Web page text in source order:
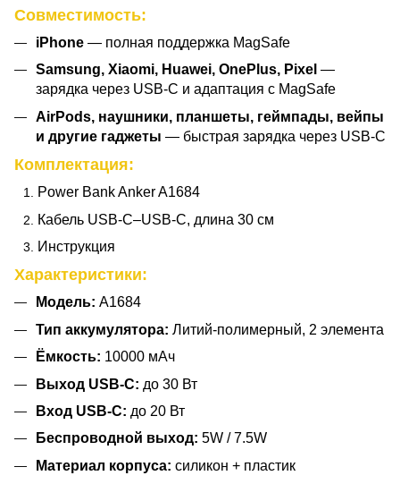
Cовместимость:
iPhone — полная поддержка MagSafe
Samsung, Xiaomi, Huawei, OnePlus, Pixel —
зарядка через USB-C и адаптация с MagSafe
AirPods, наушники, планшеты, геймпады, вейпы
и другие гаджеты — быстрая зарядка через USB-C
Комплектация:
Power Bank Anker A1684
Кабель USB-C–USB-C, длина 30 см
Инструкция
Характеристики:
Модель: A1684
Тип аккумулятора: Литий-полимерный, 2 элемента
Ёмкость: 10000 мАч
Выход USB-C: до 30 Вт
Вход USB-C: до 20 Вт
Беспроводной выход: 5W / 7.5W
Материал корпуса: силикон + пластик